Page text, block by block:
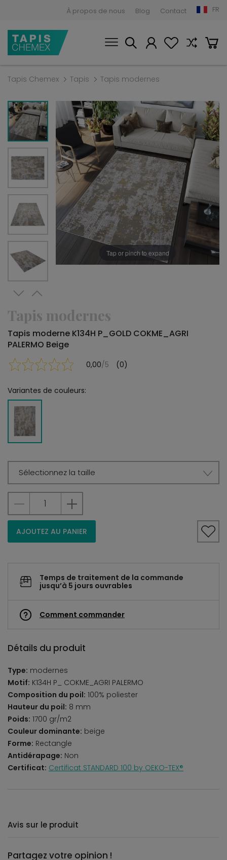
À propos de nous Blog Contact FR
Tapis Chemex Tapis Tapis modernes
Tap or pinch to expand
Tapis modernes
Tapis moderne K134H P_GOLD COKME_AGRI
PALERMO Beige
0,00/5 (0)
Variantes de couleurs:
Sélectionnez la taille
AJOUTEZ AU PANIER
Temps de traitement de la commande
jusqu’à 5 jours ouvrables
Comment commander
Détails du produit
Type: modernes
Motif: K134H P_ COKME_AGRI PALERMO
Composition du poil: 100% poliester
Hauteur du poil: 8 mm
Poids: 1700 gr/m2
Couleur dominante: beige
Forme: Rectangle
Antidérapage: Non
Certificat: Certificat STANDARD 100 by OEKO-TEX®
Avis sur le produit
Partagez votre opinion !